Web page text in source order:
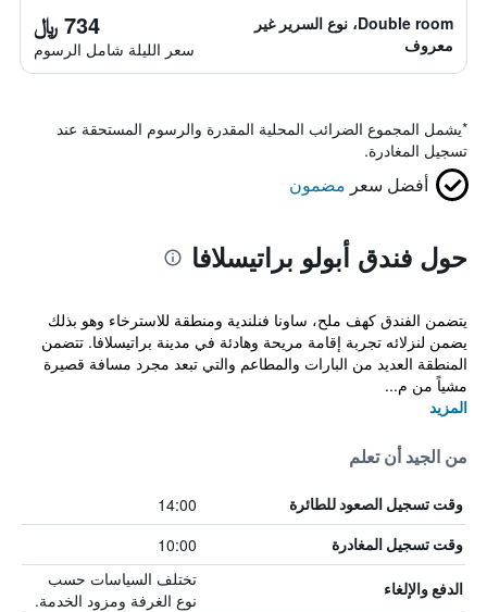
Double room، نوع السرير غير
معروف
734 ﷼
سعر الليلة شامل الرسوم
*يشمل المجموع الضرائب المحلية المقدرة والرسوم المستحقة عند
تسجيل المغادرة.
أفضل سعر مضمون
حول فندق أبولو براتيسلافا
يتضمن الفندق كهف ملح، ساونا فنلندية ومنطقة للاسترخاء وهو بذلك
يضمن لنزلائه تجربة إقامة مريحة وهادئة في مدينة براتيسلافا. تتضمن
المنطقة العديد من البارات والمطاعم والتي تبعد مجرد مسافة قصيرة
مشياً من م...
المزيد
من الجيد أن تعلم
وقت تسجيل الصعود للطائرة 14:00
وقت تسجيل المغادرة 10:00
الدفع والإلغاء
تختلف السياسات حسب
نوع الغرفة ومزود الخدمة.